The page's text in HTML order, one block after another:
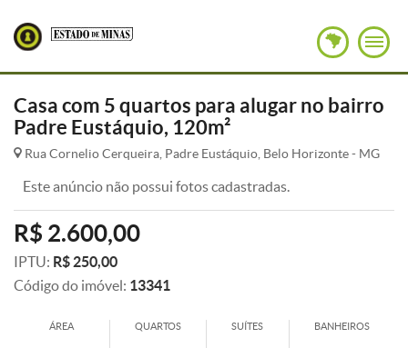
Casa com 5 quartos para alugar no bairro
Padre Eustáquio, 120m²
Rua Cornelio Cerqueira, Padre Eustáquio, Belo Horizonte - MG
Este anúncio não possui fotos cadastradas.
R$ 2.600,00
IPTU: R$ 250,00
Código do imóvel: 13341
ÁREA QUARTOS SUÍTES BANHEIROS